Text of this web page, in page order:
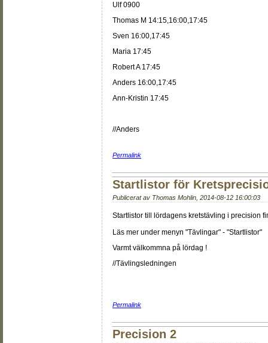
Ulf 0900
Thomas M 14:15,16:00,17:45
Sven 16:00,17:45
Maria 17:45
Robert A 17:45
Anders 16:00,17:45
Ann-Kristin 17:45
//Anders
Permalink
Startlistor för
Publicerat av Thomas Mohlin 2014-08-12 16:00:03
Startlistor till lördagens kretstävling i precision
Läs mer under menyn "Tävlingar" - "Startlistor"
Varmt välkommna på lördag !
//Tävlingsledningen
Permalink
Precision 2